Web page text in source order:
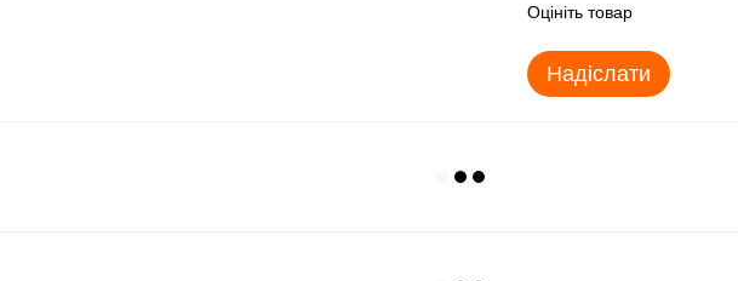
Оцініть товар
Надіслати